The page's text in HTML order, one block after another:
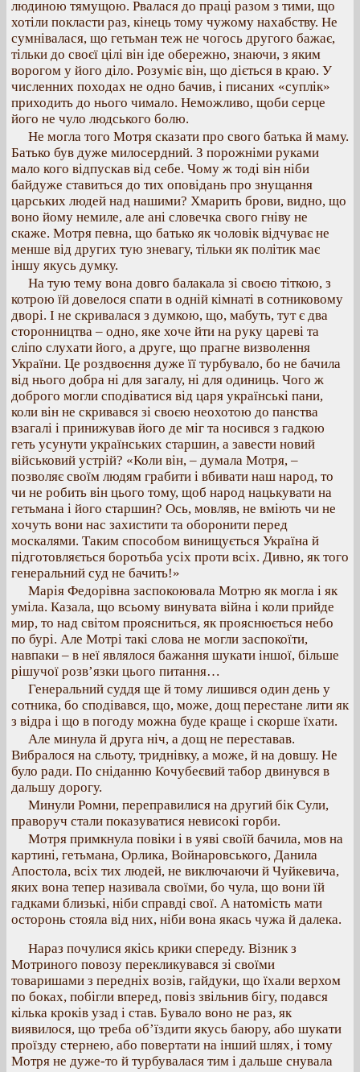
людиною тямущою. Рвалася до праці разом з тими, що
хотіли покласти раз, кінець тому чужому нахабству. Не
сумнівалася, що гетьман теж не чогось другого бажає,
тільки до своєї цілі він іде обережно, знаючи, з яким
ворогом у його діло. Розуміє він, що діється в краю. У
численних походах не одно бачив, і писаних «суплік»
приходить до нього чимало. Неможливо, щоби серце
його не чуло людського болю.
Не могла того Мотря сказати про свого батька й маму.
Батько був дуже милосердний. З порожніми руками
мало кого відпускав від себе. Чому ж тоді він ніби
байдуже ставиться до тих оповідань про знущання
царських людей над нашими? Хмарить брови, видно, що
воно йому немиле, але ані словечка свого гніву не
скаже. Мотря певна, що батько як чоловік відчуває не
менше від других тую зневагу, тільки як політик має
іншу якусь думку.
На тую тему вона довго балакала зі своєю тіткою, з
котрою їй довелося спати в одній кімнаті в сотниковому
дворі. І не скривалася з думкою, що, мабуть, тут є два
сторонництва – одно, яке хоче йти на руку цареві та
сліпо слухати його, а друге, що прагне визволення
України. Це роздвоєння дуже її турбувало, бо не бачила
від нього добра ні для загалу, ні для одиниць. Чого ж
доброго могли сподіватися від царя українські пани,
коли він не скривався зі своєю неохотою до панства
взагалі і принижував його де міг та носився з гадкою
геть усунути українських старшин, а завести новий
військовий устрій? «Коли він, – думала Мотря, –
позволяє своїм людям грабити і вбивати наш народ, то
чи не робить він цього тому, щоб народ нацькувати на
гетьмана і його старшин? Ось, мовляв, не вміють чи не
хочуть вони нас захистити та оборонити перед
москалями. Таким способом винищується Україна й
підготовляється боротьба усіх проти всіх. Дивно, як того
генеральний суд не бачить!»
Марія Федорівна заспокоювала Мотрю як могла і як
уміла. Казала, що всьому винувата війна і коли прийде
мир, то над світом проясниться, як прояснюється небо
по бурі. Але Мотрі такі слова не могли заспокоїти,
навпаки – в неї являлося бажання шукати іншої, більше
рішучої розв’язки цього питання…
Генеральний суддя ще й тому лишився один день у
сотника, бо сподівався, що, може, дощ перестане лити як
з відра і що в погоду можна буде краще і скорше їхати.
Але минула й друга ніч, а дощ не переставав.
Вибралося на сльоту, триднівку, а може, й на довшу. Не
було ради. По сніданню Кочубеєвий табор двинувся в
дальшу дорогу.
Минули Ромни, переправилися на другий бік Сули,
праворуч стали показуватися невисокі горби.
Мотря примкнула повіки і в уяві своїй бачила, мов на
картині, гетьмана, Орлика, Войнаровського, Данила
Апостола, всіх тих людей, не виключаючи й Чуйкевича,
яких вона тепер називала своїми, бо чула, що вони їй
гадками близькі, ніби справді свої. А натомість мати
осторонь стояла від них, ніби вона якась чужа й далека.
Нараз почулися якісь крики спереду. Візник з
Мотриного повозу перекликувався зі своїми
товаришами з передніх возів, гайдуки, що їхали верхом
по боках, побігли вперед, повіз звільнив бігу, подався
кілька кроків узад і став. Бувало воно не раз, як
виявилося, що треба об’їздити якусь баюру, або шукати
проїзду стернею, або повертати на інший шлях, і тому
Мотря не дуже-то й турбувалася тим і дальше снувала